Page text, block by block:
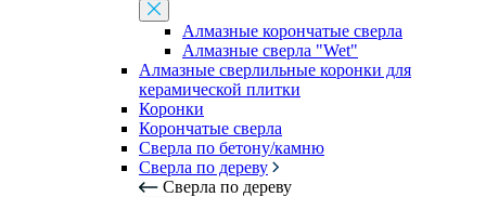
Алмазные корончатые сверла
Алмазные сверла "Wet"
Алмазные сверлильные коронки для
керамической плитки
Коронки
Корончатые сверла
Сверла по бетону/камню
Сверла по дереву
Сверла по дереву